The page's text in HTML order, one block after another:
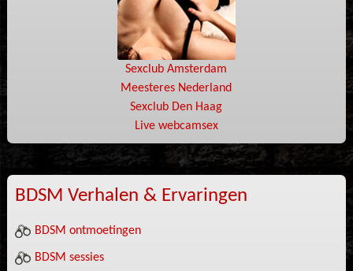
Sexclub Amsterdam
Meesteres Nederland
Sexclub Den Haag
Live webcamsex
BDSM Verhalen & Ervaringen
BDSM ontmoetingen
BDSM sessies